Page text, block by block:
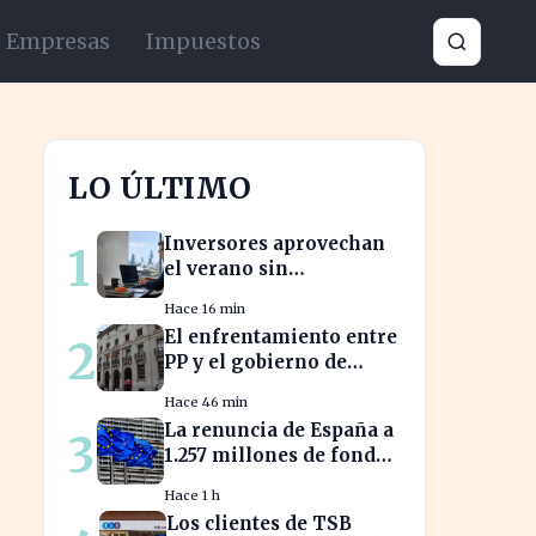
Empresas Impuestos
LO ÚLTIMO
1
Inversores aprovechan
el verano sin
Bankinter: ahorros
significativos en bolsa
internacional
Hace 16 min
2
El enfrentamiento entre
PP y el gobierno de
fiscal local
Hace 46 min
3
La renuncia de España a
1.257 millones de fondos
proyectos clave
Hace 1 h
Los clientes de TSB